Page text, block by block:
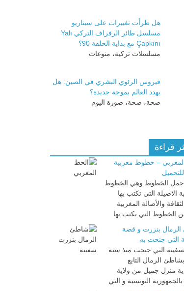
هل طرأت تغييرات على سيناريو
مسلسل طائر الرفراف التركي Yalı
Çapkını مع بداية الحلقة 90؟
مسلسلات تركية، منوعات
فيروس الرئوي البشري في الصين: هل
يهدد العالم بموجة جديدة؟
صحة، صحة، صورة اليوم
قراءة
– خطوط مغربية
أجمل الخطوط وهي الخطوط
الاصيلة التي تكتب بها
والأصالة المغربية
الخطوط التي يكتب بها
بنزرت و قصة
التي جنحت به
التي جنحت منذ سنة
1983 بشاطئ الرمال التابع
منزل جميل من ولاية
التونسية و التي